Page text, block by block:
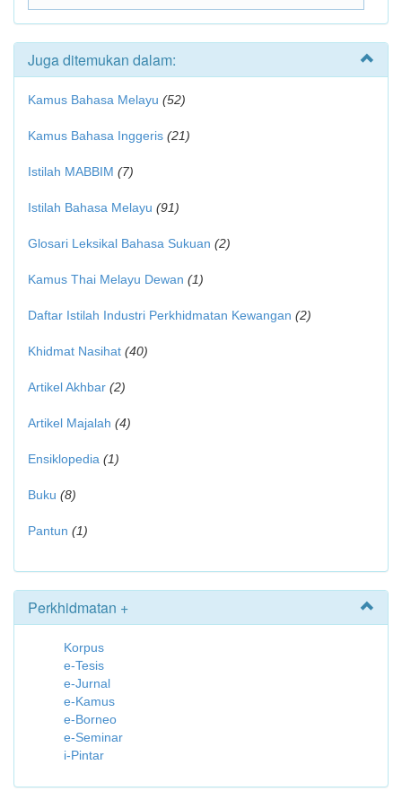
Juga ditemukan dalam:
Kamus Bahasa Melayu (52)
Kamus Bahasa Inggeris (21)
Istilah MABBIM (7)
Istilah Bahasa Melayu (91)
Glosari Leksikal Bahasa Sukuan (2)
Kamus Thai Melayu Dewan (1)
Daftar Istilah Industri Perkhidmatan Kewangan (2)
Khidmat Nasihat (40)
Artikel Akhbar (2)
Artikel Majalah (4)
Ensiklopedia (1)
Buku (8)
Pantun (1)
Perkhidmatan +
Korpus
e-Tesis
e-Jurnal
e-Kamus
e-Borneo
e-Seminar
i-Pintar